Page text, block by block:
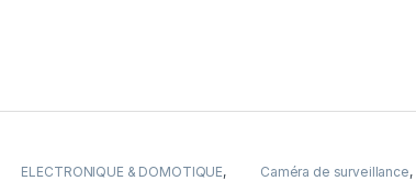
ELECTRONIQUE & DOMOTIQUE,
Caméra de surveillance,